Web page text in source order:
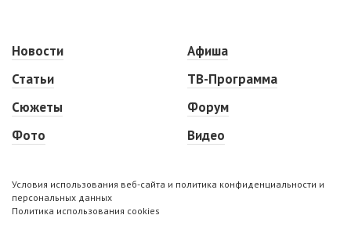
Новости
Статьи
Сюжеты
Фото
Афиша
ТВ-Программа
Форум
Видео
Условия использования веб-сайта и политика конфиденциальности и
персональных данных
Политика использования cookies